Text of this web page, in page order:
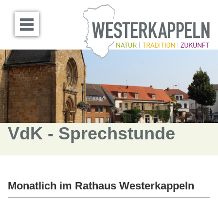
Menü öffnen
VdK - Sprechstunde
Monatlich im Rathaus Westerkappeln